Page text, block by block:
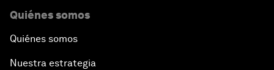
Quiénes somos
Quiénes somos
Nuestra estrategia